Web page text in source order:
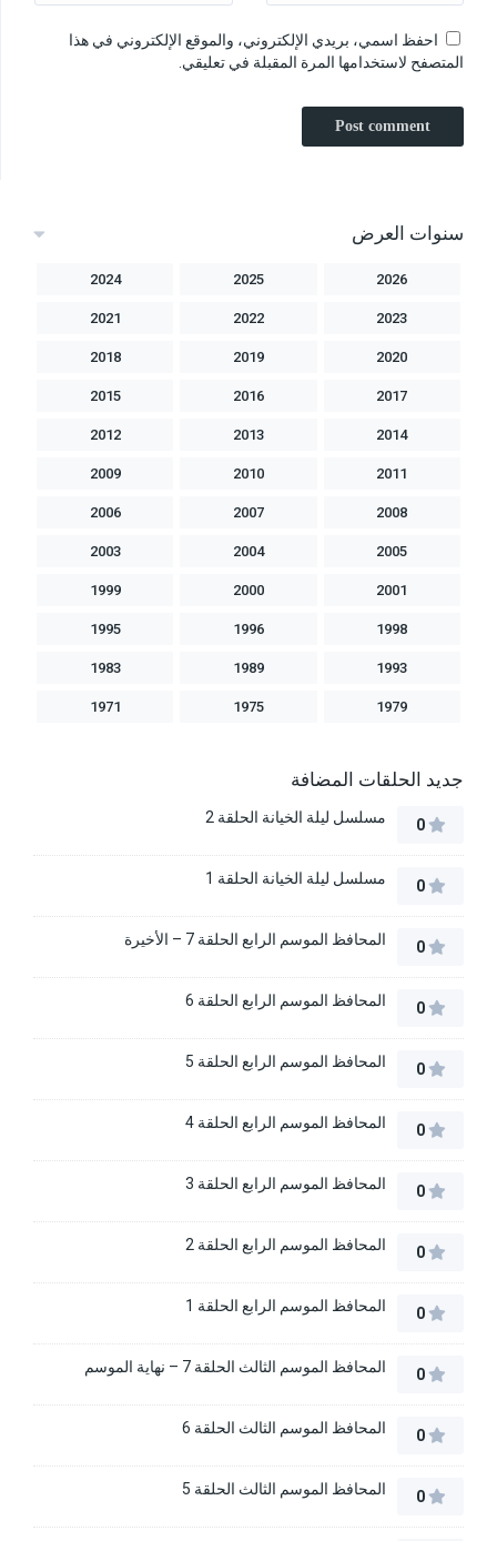
احفظ اسمي، بريدي الإلكتروني، والموقع الإلكتروني في هذا
المتصفح لاستخدامها المرة المقبلة في تعليقي.
سنوات العرض
2026
2025
2024
2023
2022
2021
2020
2019
2018
2017
2016
2015
2014
2013
2012
2011
2010
2009
2008
2007
2006
2005
2004
2003
2001
2000
1999
1998
1996
1995
1993
1989
1983
1979
1975
1971
جديد الحلقات المضافة
0 مسلسل ليلة الخيانة الحلقة 2
0 مسلسل ليلة الخيانة الحلقة 1
0 المحافظ الموسم الرابع الحلقة 7 – الأخيرة
0 المحافظ الموسم الرابع الحلقة 6
0 المحافظ الموسم الرابع الحلقة 5
0 المحافظ الموسم الرابع الحلقة 4
0 المحافظ الموسم الرابع الحلقة 3
0 المحافظ الموسم الرابع الحلقة 2
0 المحافظ الموسم الرابع الحلقة 1
0 المحافظ الموسم الثالث الحلقة 7 – نهاية الموسم
0 المحافظ الموسم الثالث الحلقة 6
0 المحافظ الموسم الثالث الحلقة 5